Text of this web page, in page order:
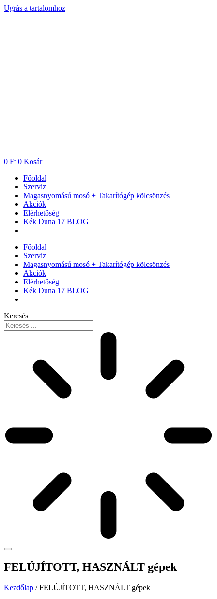
Ugrás a tartalomhoz
0 Ft 0 Kosár
Főoldal
Szerviz
Magasnyomású mosó + Takarítógép kölcsönzés
Akciók
Elérhetőség
Kék Duna 17 BLOG
Főoldal
Szerviz
Magasnyomású mosó + Takarítógép kölcsönzés
Akciók
Elérhetőség
Kék Duna 17 BLOG
Keresés
FELÚJÍTOTT, HASZNÁLT gépek
Kezdőlap / FELÚJÍTOTT, HASZNÁLT gépek